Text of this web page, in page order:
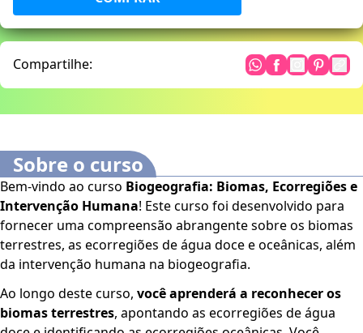
Compartilhe:
Sobre o curso
Bem-vindo ao curso Biogeografia: Biomas, Ecorregiões e
Intervenção Humana! Este curso foi desenvolvido para
fornecer uma compreensão abrangente sobre os biomas
terrestres, as ecorregiões de água doce e oceânicas, além
da intervenção humana na biogeografia.
Ao longo deste curso, você aprenderá a reconhecer os
biomas terrestres, apontando as ecorregiões de água